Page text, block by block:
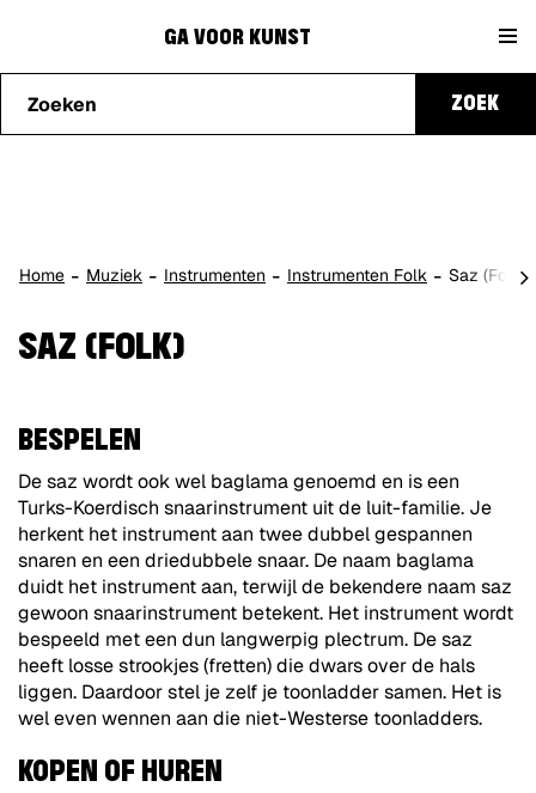
voor
GA VOOR KUNST
kunnen
we je
ZOEK
Home Muziek Instrumenten Instrumenten Folk Saz (Folk)
SAZ (FOLK)
BESPELEN
De saz wordt ook wel baglama genoemd en is een
Turks-Koerdisch snaarinstrument uit de luit-familie. Je
herkent het instrument aan twee dubbel gespannen
snaren en een driedubbele snaar. De naam baglama
duidt het instrument aan, terwijl de bekendere naam saz
gewoon snaarinstrument betekent. Het instrument wordt
bespeeld met een dun langwerpig plectrum. De saz
heeft losse strookjes (fretten) die dwars over de hals
liggen. Daardoor stel je zelf je toonladder samen. Het is
wel even wennen aan die niet-Westerse toonladders.
KOPEN OF HUREN